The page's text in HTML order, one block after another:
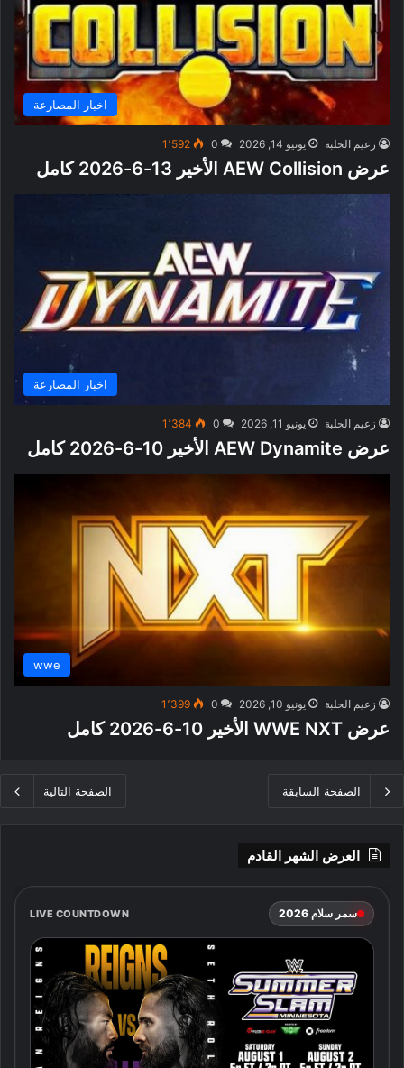
اخبار المصارعة
زعيم الحلبة يونيو 14, 2026 0 1٬592
عرض AEW Collision الأخير 13-6-2026 كامل
اخبار المصارعة
زعيم الحلبة يونيو 11, 2026 0 1٬384
عرض AEW Dynamite الأخير 10-6-2026 كامل
wwe
زعيم الحلبة يونيو 10, 2026 0 1٬399
عرض WWE NXT الأخير 10-6-2026 كامل
الصفحة السابقة الصفحة التالية
العرض الشهر القادم
سمر سلام 2026 LIVE COUNTDOWN